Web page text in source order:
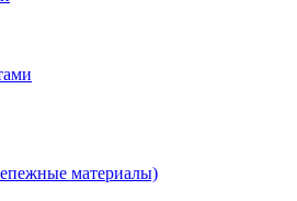
материалы)